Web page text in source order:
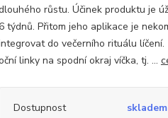
růstu. Účinek produktu je
týdnů. Přitom jeho aplikace je
do večerního rituálu
linky na spodní okraj víčka, tj. ...
Dostupnost skladem